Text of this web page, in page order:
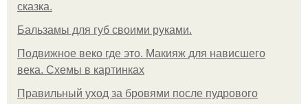
сказка.
Бальзамы для губ своими руками.
Подвижное веко где это. Макияж для нависшего
века. Схемы в картинках
Правильный уход за бровями после пудрового